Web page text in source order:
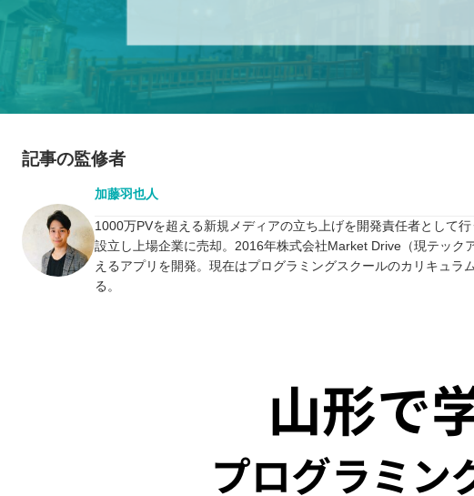
記事の監修者
加藤羽也人
1000万PVを超える新規メディアの立ち上げを開発責任者として
設立し上場企業に売却。2016年株式会社Market Drive（現テッ
えるアプリを開発。現在はプログラミングスクールのカリキュ
る。